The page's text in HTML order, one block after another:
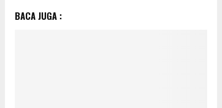
BACA JUGA :